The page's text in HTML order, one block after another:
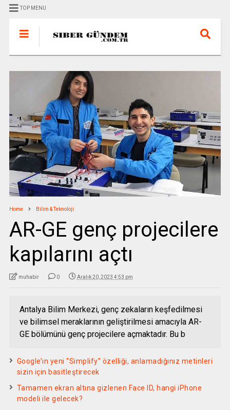
TOP MENU
Home Bilim & Teknoloji
AR-GE genç projecilere
kapılarını açtı
muhabir 0 Aralık 20, 2023 4:53 pm
Antalya Bilim Merkezi, genç zekaların keşfedilmesi
ve bilimsel meraklarının geliştirilmesi amacıyla AR-
GE bölümünü genç projecilere açmaktadır. Bu b
Google’ın yeni “Simplify” özelliği, anlamadığınız metinleri
sizin için basitleştirecek
Tamamen ekran altına gizlenen Face ID, hangi iPhone
modeli ile gelecek?